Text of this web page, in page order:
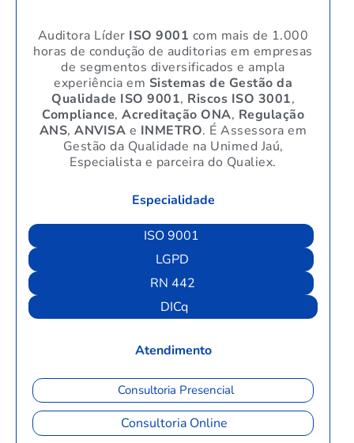
Auditora Líder ISO 9001 com mais de 1.000
horas de condução de auditorias em empresas
de segmentos diversificados e ampla
experiência em Sistemas de Gestão da
Qualidade ISO 9001, Riscos ISO 3001,
Compliance, Acreditação ONA, Regulação
ANS,ANVISA e INMETRO. É Assessora em
Gestão da Qualidade na Unimed Jaú,
Especialista e parceira do Qualiex.
Especialidade
ISO 9001
LGPD
RN 442
DICq
Atendimento
Consultoria Presencial
Consultoria Online